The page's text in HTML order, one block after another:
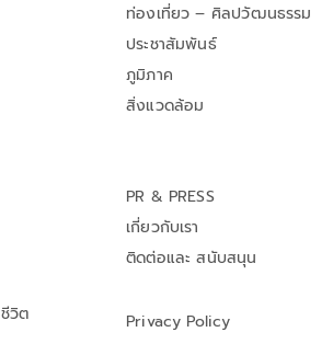
ท่องเที่ยว – ศิลปวัฒนธรรม
ประชาสัมพันธ์
ภูมิภาค
สิ่งแวดล้อม
วิต
PR & PRESS
เกี่ยวกับเรา
ติดต่อและ สนับสนุน
Privacy Policy